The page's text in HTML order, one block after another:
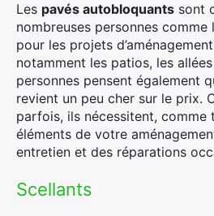
Les pavés autobloquants sont
nombreuses personnes
pour les projets
notamment les patios, les
personnes pensent également
revient un peu cher sur le prix.
parfois, ils nécessitent, comme
éléments de votre
entretien et des réparations
Scellants